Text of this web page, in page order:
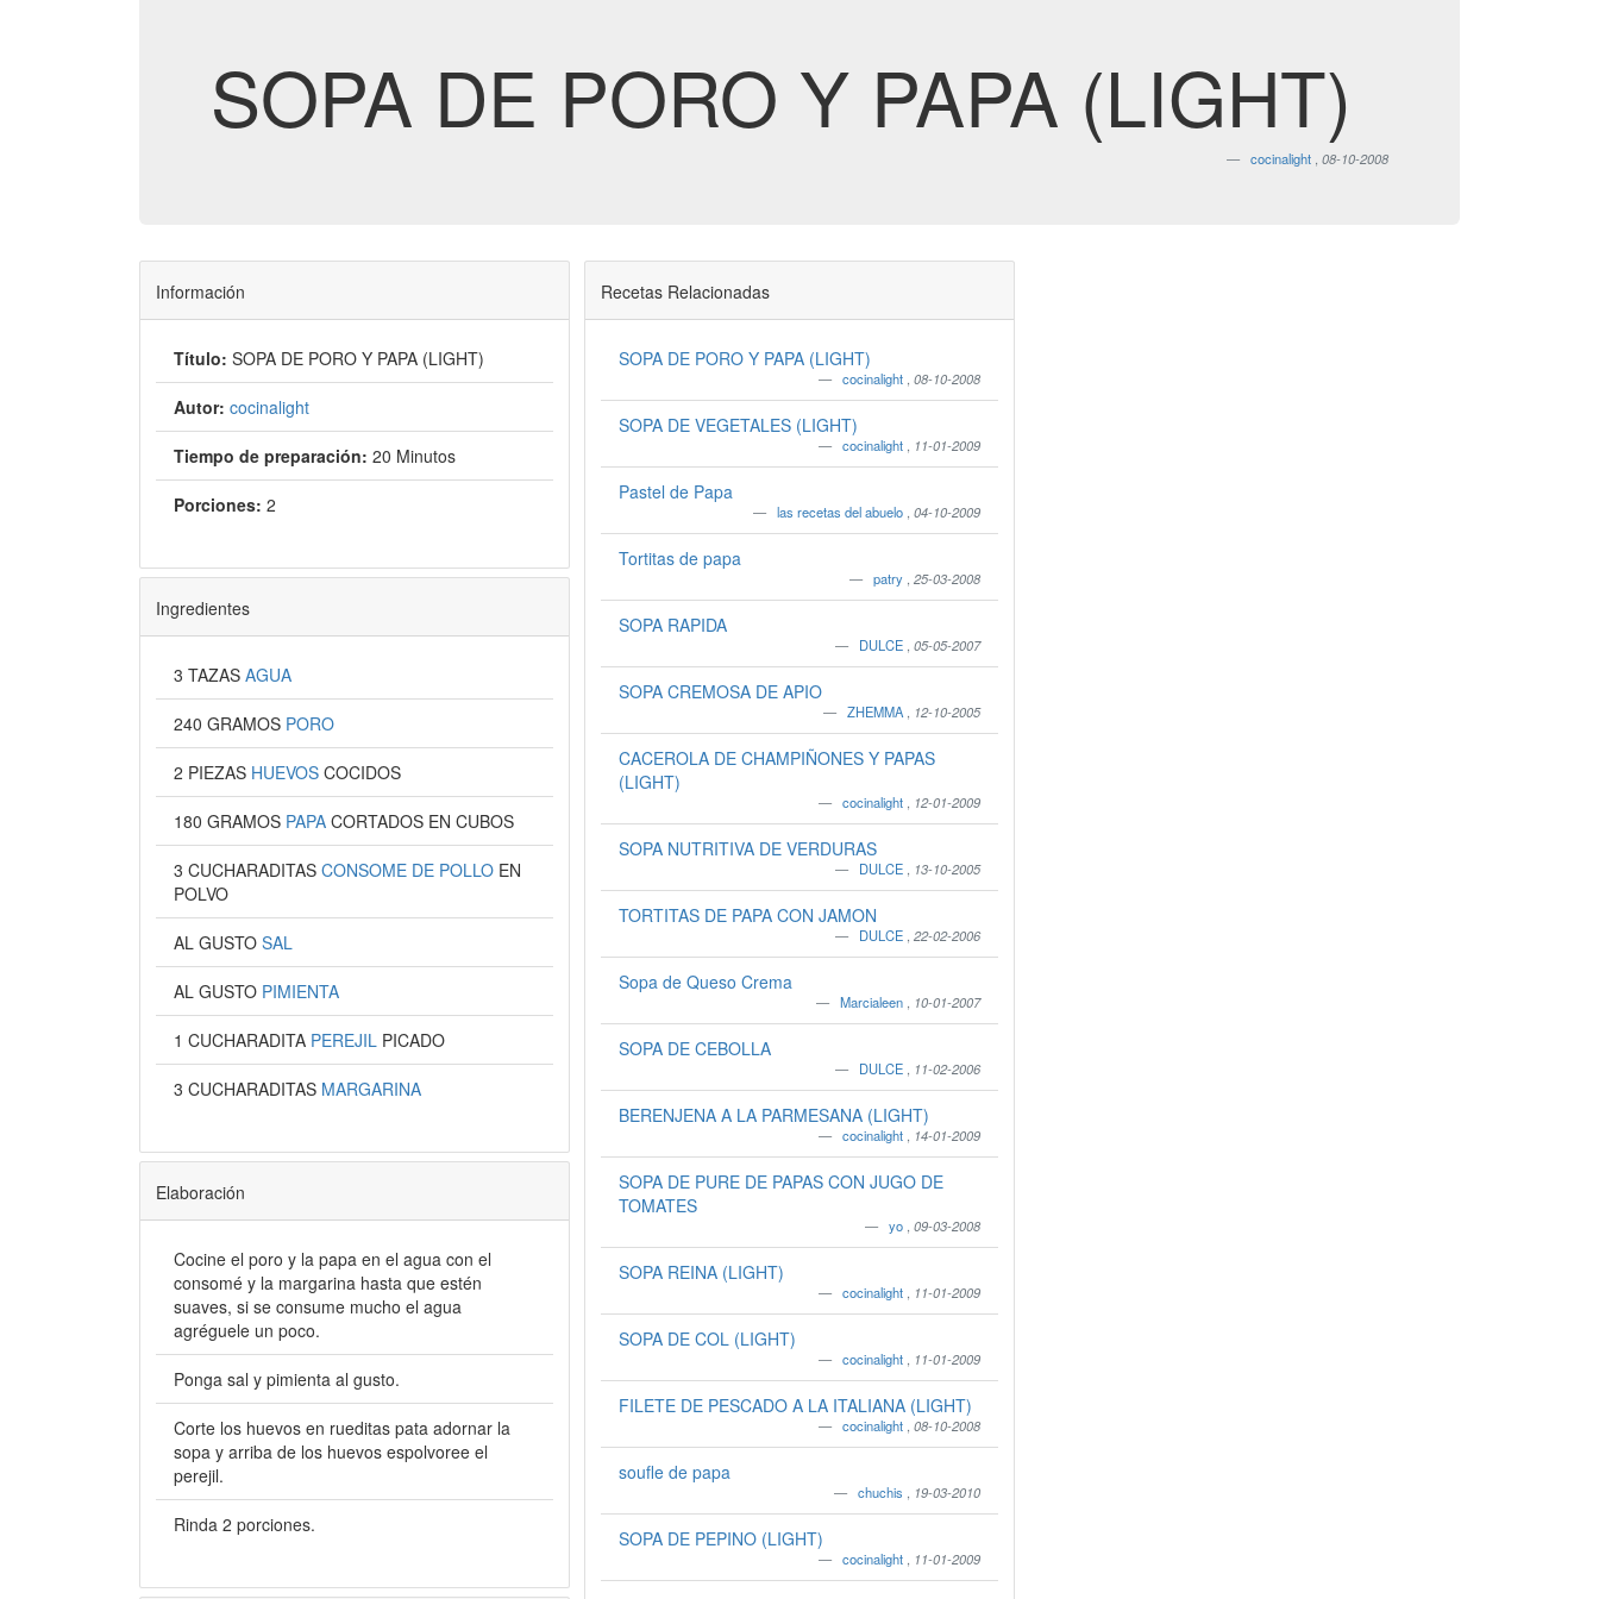
SOPA DE PORO Y PAPA (LIGHT)
cocinalight 08-10-2008
Información
Título: SOPA DE PORO Y PAPA (LIGHT)
Autor: cocinalight
Tiempo de preparación: 20 Minutos
Porciones: 2
Ingredientes
3 TAZAS AGUA
240 GRAMOS PORO
2 PIEZAS HUEVOS COCIDOS
180 GRAMOS PAPA CORTADOS EN CUBOS
3 CUCHARADITAS CONSOME DE POLLO EN
POLVO
AL GUSTO SAL
AL GUSTO PIMIENTA
1 CUCHARADITA PEREJIL PICADO
3 CUCHARADITAS MARGARINA
Elaboración
Cocine el poro y la papa en el agua con el
consomé y la margarina hasta que estén
suaves, si se consume mucho el agua
agréguele un poco.
Ponga sal y pimienta al gusto.
Corte los huevos en rueditas pata adornar la
sopa y arriba de los huevos espolvoree el
perejil.
Rinda 2 porciones.
Recetas Relacionadas
SOPA DE PORO Y PAPA (LIGHT)
cocinalight ,08-10-2008
SOPA DE VEGETALES (LIGHT)
cocinalight 11-01-2009
Pastel de Papa
las recetas del abuelo ,04-10-2009
Tortitas de papa
patry ,25-03-2008
SOPA RAPIDA
DULCE ,05-05-2007
SOPA CREMOSA DE APIO
ZHEMMA 12-10-2005
CACEROLA DE CHAMPIÑONES Y PAPAS
(LIGHT)
cocinalight 12-01-2009
SOPA NUTRITIVA DE VERDURAS
DULCE 13-10-2005
TORTITAS DE PAPA CON JAMON
DULCE ,22-02-2006
Sopa de Queso Crema
Marcialeen 10-01-2007
SOPA DE CEBOLLA
DULCE 11-02-2006
BERENJENA A LA PARMESANA (LIGHT)
cocinalight 14-01-2009
SOPA DE PURE DE PAPAS CON JUGO DE
TOMATES
yo ,09-03-2008
SOPA REINA (LIGHT)
cocinalight 11-01-2009
SOPA DE COL (LIGHT)
cocinalight 11-01-2009
FILETE DE PESCADO A LA ITALIANA (LIGHT)
cocinalight ,08-10-2008
soufle de papa
chuchis 19-03-2010
SOPA DE PEPINO (LIGHT)
cocinalight 11-01-2009